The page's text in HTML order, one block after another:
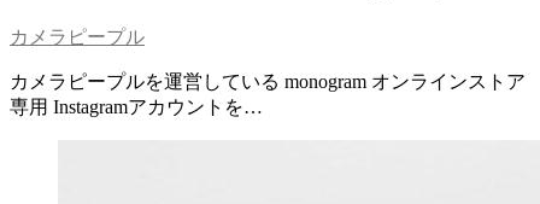
カメラピープル
カメラピープルを運営している monogram オンラインストア
専用 Instagramアカウントを…